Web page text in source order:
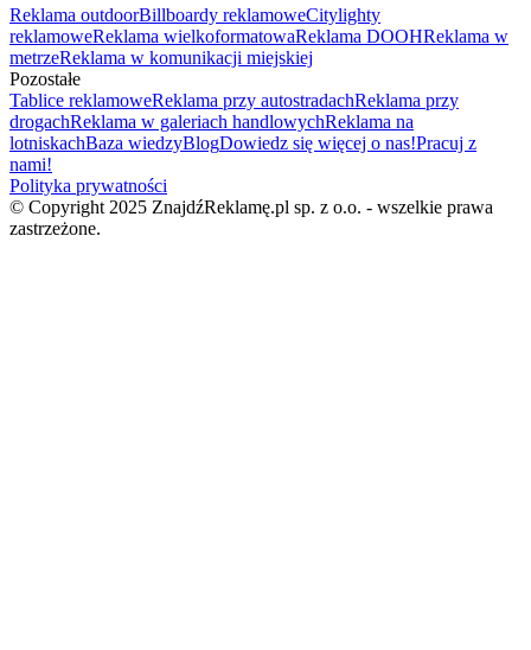
Reklama outdoorBillboardy reklamoweCitylighty
reklamoweReklama wielkoformatowaReklama DOOHReklama w
metrzeReklama w komunikacji miejskiej
Pozostałe
Tablice reklamoweReklama przy autostradachReklama przy
drogachReklama w galeriach handlowychReklama na
lotniskachBaza wiedzyBlogDowiedz się więcej o nas!Pracuj z
nami!
Polityka prywatności
© Copyright 2025 ZnajdźReklamę.pl sp. z o.o. - wszelkie prawa
zastrzeżone.